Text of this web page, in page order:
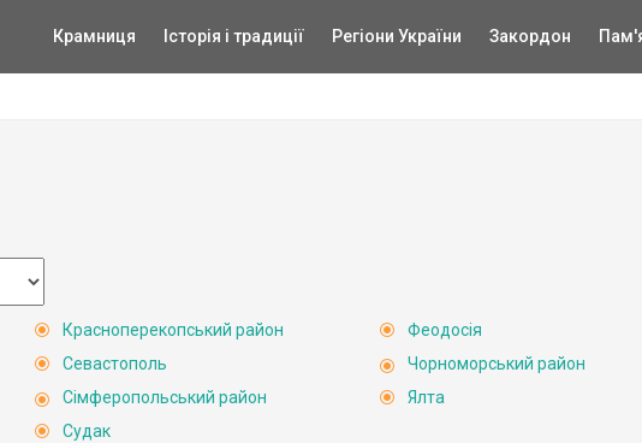
Крамниця Історія і традиції Регіони України Закордон
Красноперекопський район
Севастополь
Сімферопольський район
Судак
Феодосія
Чорноморський район
Ялта